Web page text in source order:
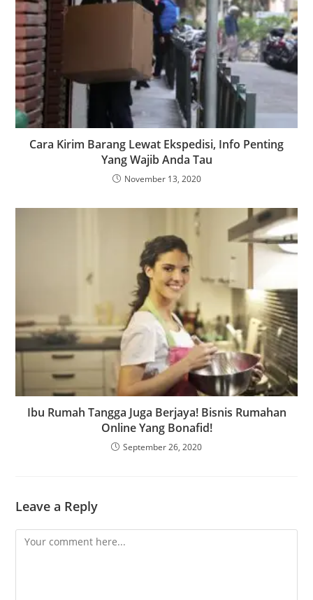
Cara Kirim Barang Lewat Ekspedisi, Info Penting
Yang Wajib Anda Tau
November 13, 2020
Ibu Rumah Tangga Juga Berjaya! Bisnis Rumahan
Online Yang Bonafid!
September 26, 2020
Leave a Reply